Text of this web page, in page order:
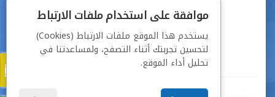
دفع آمن من خلال
جميع الحقوق محفوظة © شركة دراسة
موافقة على استخدام ملفات الارتباط
يستخدم هذا الموقع ملفات الارتباط (Cookies)
لتحسين تجربتك أثناء التصفح، ولمساعدتنا في
تحليل أداء الموقع.